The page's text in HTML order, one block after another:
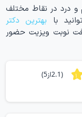
و درد در نقاط مختلف
با بهترین دکتر
نوبت ویزیت حضور
(2.1از5)